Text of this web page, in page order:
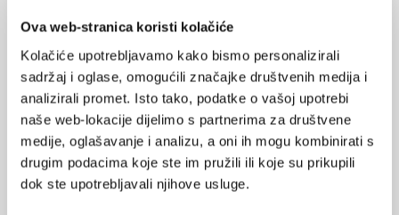
Ova web-stranica koristi kolačiće
Kolačiće upotrebljavamo kako bismo personalizirali
sadržaj i oglase, omogućili značajke društvenih medija i
analizirali promet. Isto tako, podatke o vašoj upotrebi
naše web-lokacije dijelimo s partnerima za društvene
medije, oglašavanje i analizu, a oni ih mogu kombinirati s
drugim podacima koje ste im pružili ili koje su prikupili
dok ste upotrebljavali njihove usluge.
pretpostaviti da će rezultat promijeniti terapijski pristup. Što
se tiče primarne profilakse, iako je rizik idiopatske
(neprovocirane) tromboze povišen u osoba s nasljednom
trombofilijom, taj rizik nije toliko povišen da bi opravdao trajnu
kroničnu antikoagulantnu terapiju kao primarnu profilaksu osoba
s nasljednom trombofilijom bez tromboembolijskog incidenta.
Stoga primarna profilaksa osoba s nasljednom trombofilijom
uključuje izbjegavanje ili modifikaciju ostalih rizičnih čimbenika za